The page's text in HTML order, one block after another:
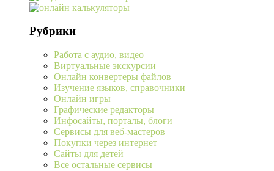
Рубрики
Работа с аудио, видео
Виртуальные экскурсии
Онлайн конвертеры файлов
Изучение языков, справочники
Онлайн игры
Графические редакторы
Инфосайты, порталы, блоги
Сервисы для веб-мастеров
Покупки через интернет
Сайты для детей
Все остальные сервисы